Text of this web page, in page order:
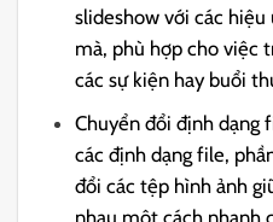
slideshow với các
mà, phù hợp cho việc
các sự kiện hay buổi
Chuyển đổi định dạng
các định dạng file,
đổi các tệp hình ảnh
nhau một cách nhanh